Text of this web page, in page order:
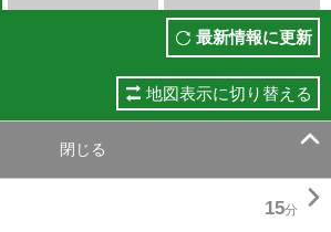
最新情報に更新
地図表示に切り替える
閉じる 
15分 